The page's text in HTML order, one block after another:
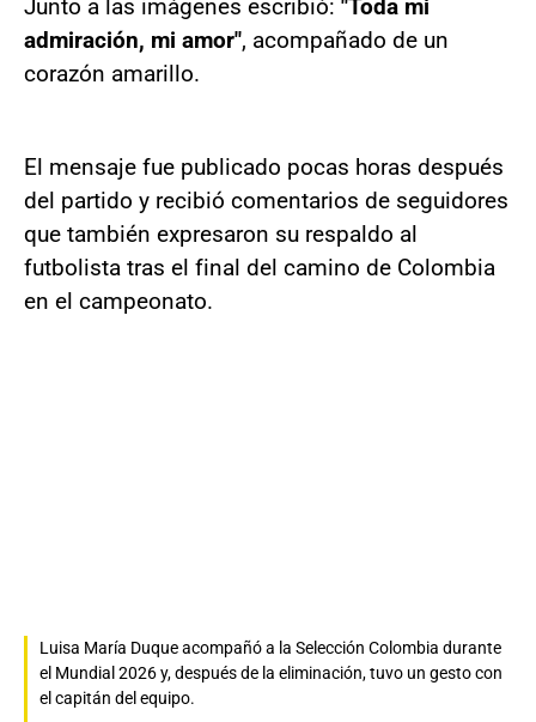
Junto a las imágenes escribió: "Toda mi
admiración, mi amor", acompañado de un
corazón amarillo.
El mensaje fue publicado pocas horas después
del partido y recibió comentarios de seguidores
que también expresaron su respaldo al
futbolista tras el final del camino de Colombia
en el campeonato.
Luisa María Duque acompañó a la Selección Colombia durante
el Mundial 2026 y, después de la eliminación, tuvo un gesto con
el capitán del equipo.